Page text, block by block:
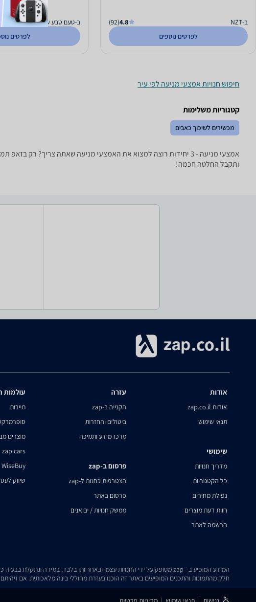
ב-NZT 4.8
(92)
לפרטים נוספים
ב-טעם טבע של גיל
לפרטים
חיפוש חנויות אמצעי מניעה לפי עיר
קטגוריות משלימות
מכשירים לשיכוך כאבים
אמצעי מניעה - ‏3 ‏יחידות רוצה למצוא את האמצעי מניעה שאתה צריך?
ותקבל החלטה חכמה!
אודות
אודות zap.co.il
תנאי שימוש
שימושי
מדריך חנויות
כל הקטגוריות
נפילת מחירים
חוות דעת מוצרים
הרשמה לאתר
עזרה
הקנייה ב-zap
ביטולים והחזרות
מרכז מידע ותמיכה
פרסום ב-zap
הצטרפות כחנות ל-zap
פרסום באתר
ממשק חנויות / יבואנים
עולמות
תיירות
מוצרים
zap cars
WiseBuy
שיווק
המידע המופיע ב - zap מסופק על ידי החנויות עצמן ובאחריותן בלבד. במידה ונתקלת בבעיה כלשהי בנתונים המוצגים באתר, אנא שלח אלינו הודעה ואנו נטפל בעניין.
חלק מהתמונות והתכנים המופיעים באתר זה הוכנו בעזרת מחוללי בינה מלאכותית. אם